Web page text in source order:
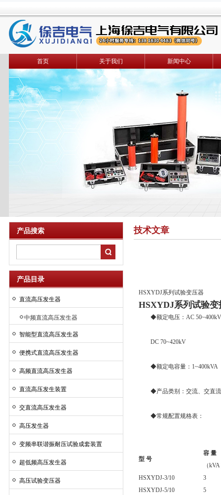
首页 关于我们 新闻中心
产品搜索
产品目录
直流高压发生器
中频直流高压发生器
智能型直流高压发生器
便携式直流高压发生器
高频直流高压发生器
直流高压发生装置
交直流高压发生器
高压发生器
变频串联谐振耐压试验成套装置
超低频高压发生器
高压试验变压器
技术文章
HSXYDJ系列试验变压器
HSXYDJ系列试验变
◆额定电压：AC 50~400kV
DC 70~420kV
◆额定电容量：1~400kVA
◆产品类别：交流、交直流
◆常规配置规格表：
型 号
容 量
（
HSXYDJ-3/10
3
HSXYDJ-5/10
5